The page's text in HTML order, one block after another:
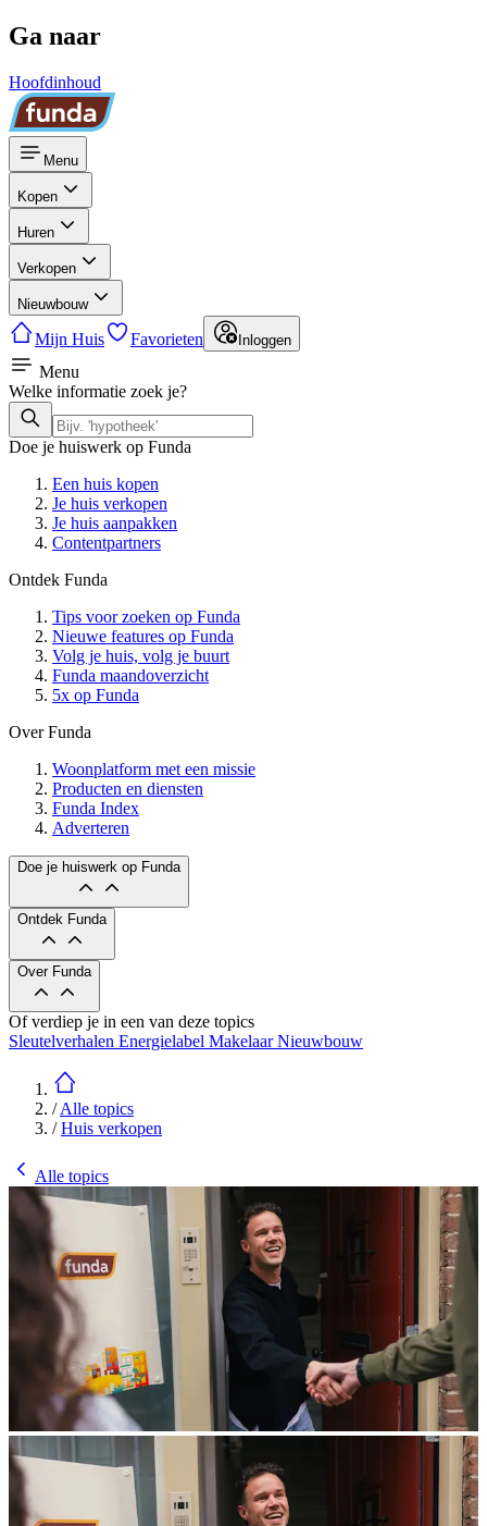
Ga naar
Hoofdinhoud
Menu
Kopen
Huren
Verkopen
Nieuwbouw
Mijn Huis Favorieten Inloggen
Menu
Welke informatie zoek je?
Doe je huiswerk op Funda
Een huis kopen
Je huis verkopen
Je huis aanpakken
Contentpartners
Ontdek Funda
Tips voor zoeken op Funda
Nieuwe features op Funda
Volg je huis, volg je buurt
Funda maandoverzicht
5x op Funda
Over Funda
Woonplatform met een missie
Producten en diensten
Funda Index
Adverteren
Doe je huiswerk op Funda
Ontdek Funda
Over Funda
Of verdiep je in een van deze topics
Sleutelverhalen Energielabel MakelaarNieuwbouw
/Alle topics
/Huis verkopen
Alle topics